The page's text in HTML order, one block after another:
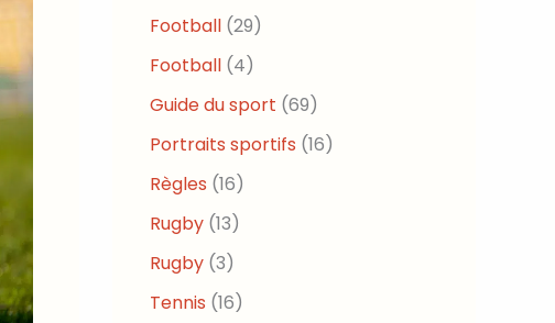
Football (29)
Football (4)
Guide du sport (69)
Portraits sportifs (16)
Règles (16)
Rugby (13)
Rugby (3)
Tennis (16)